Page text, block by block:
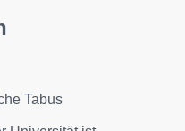
Tabus